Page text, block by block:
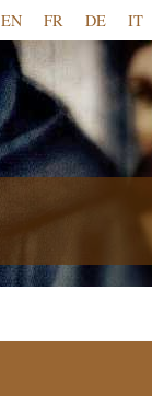
EN FR DE IT